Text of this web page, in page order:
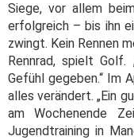
Siege, vor allem
erfolgreich – bis ihn
zwingt. Kein Rennen
Rennrad, spielt
Gefühl gegeben.“ Im
alles verändert. „Ein
am Wochenende
Jugendtraining in